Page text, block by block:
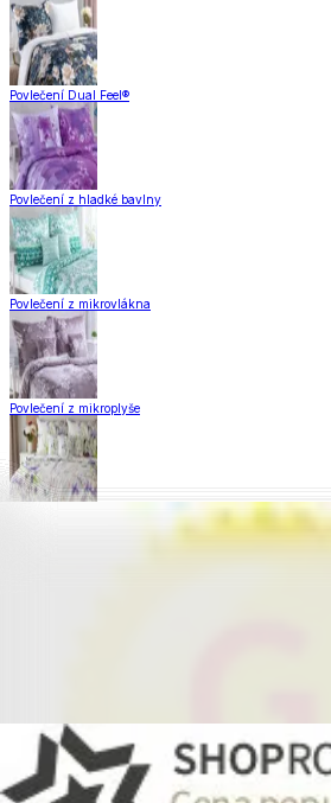
Povlečení Dual Feel®
Povlečení z hladké bavlny
Povlečení z mikrovlákna
Povlečení z mikroplyše
Krepové povlečení